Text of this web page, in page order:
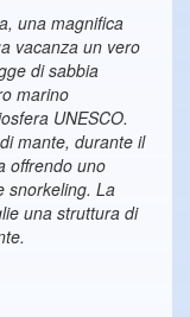
una magnifica
vacanza un vero
di sabbia
marino
UNESCO.
mante, durante il
offrendo uno
snorkeling. La
una struttura di